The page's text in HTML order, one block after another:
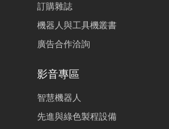
訂購雜誌
機器人與工具機叢書
廣告合作洽詢
影音專區
智慧機器人
先進與綠色製程設備